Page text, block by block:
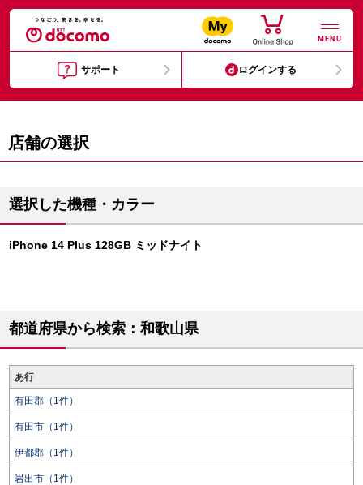
MENU
サポート ログインする
店舗の選択
選択した機種・カラー
iPhone 14 Plus 128GB ミッドナイト
都道府県から検索：和歌山県
あ行
有田郡（1件）
有田市（1件）
伊都郡（1件）
岩出市（1件）